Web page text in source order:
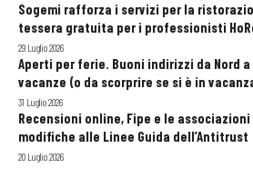
Sogemi rafforza i servizi per la
tessera gratuita per i professionisti
29 Luglio 2026
Aperti per ferie. Buoni indirizzi da Nord
vacanze (o da scorprire se si è in
31 Luglio 2026
Recensioni online, Fipe e le
modifiche alle Linee Guida dell’Antitrust
20 Luglio 2026